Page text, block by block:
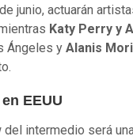
junio, actuarán
Katy Perry y
Ángeles y Alanis
EEUU
intermedio será